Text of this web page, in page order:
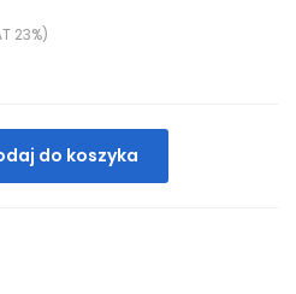
23%)
do koszyka